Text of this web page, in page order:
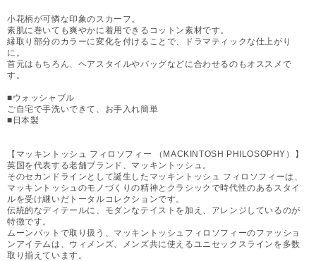
小花柄が可憐な印象のスカーフ。
素肌に巻いても爽やかに着用できるコットン素材です。
縁取り部分のカラーに変化を付けることで、ドラマティックな仕上がり
に。
首元はもちろん、ヘアスタイルやバッグなどに合わせるのもオススメで
す。
■ウォッシャブル
ご自宅で手洗いできて、お手入れ簡単
■日本製
【マッキントッシュ フィロソフィー （MACKINTOSH PHILOSOPHY）】
英国を代表する老舗ブランド、マッキントッシュ。
そのセカンドラインとして誕生したマッキントッシュ フィロソフィーは、
マッキントッシュのモノづくりの精神とクラシックで時代性のあるスタイ
ルを受け継いだトータルコレクションです。
伝統的なディテールに、モダンなテイストを加え、アレンジしているのが
特徴です。
ムーンバットで取り扱う、マッキントッシュフィロソフィーのファッショ
ンアイテムは、ウィメンズ、メンズ共に使えるユニセックスラインを多数
取り揃えています。